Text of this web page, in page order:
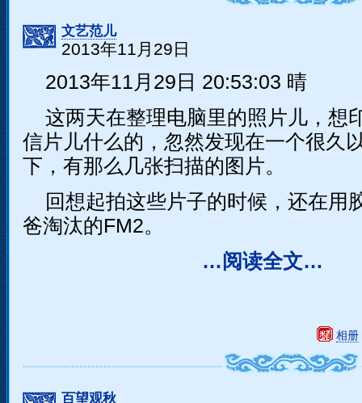
文艺范儿
2013年11月29日
2013年11月29日 20:53:03 晴
这两天在整理电脑里的照片儿，想
信片儿什么的，忽然发现在一个很久
下，有那么几张扫描的图片。
回想起拍这些片子的时候，还在
爸淘汰的FM2。
…阅读全文…
相册
百望观秋